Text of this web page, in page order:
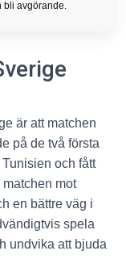
bli avgörande.
är att matchen
på de två första
och fått
mot
en bättre väg i
spela
undvika att bjuda